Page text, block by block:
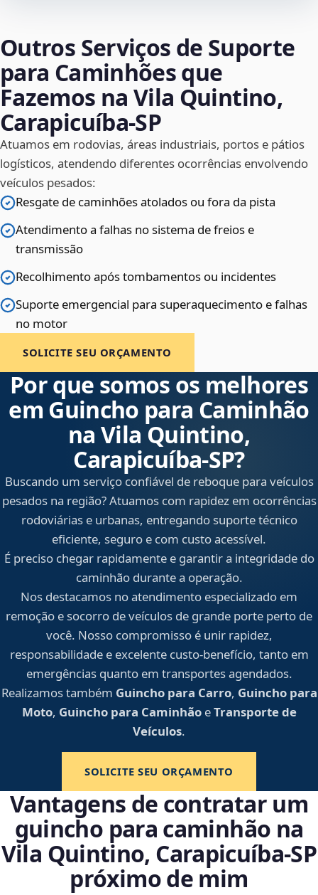
Outros Serviços de Suporte
para Caminhões que
Fazemos na Vila Quintino,
Carapicuíba‑SP
Atuamos em rodovias, áreas industriais, portos e pátios
logísticos, atendendo diferentes ocorrências envolvendo
veículos pesados:
Resgate de caminhões atolados ou fora da pista
Atendimento a falhas no sistema de freios e
transmissão
Recolhimento após tombamentos ou incidentes
Suporte emergencial para superaquecimento e falhas
no motor
SOLICITE SEU ORÇAMENTO
Por que somos os melhores
em Guincho para Caminhão
na Vila Quintino,
Carapicuíba‑SP?
Buscando um serviço confiável de reboque para veículos
pesados na região? Atuamos com rapidez em ocorrências
rodoviárias e urbanas, entregando suporte técnico
eficiente, seguro e com custo acessível.
É preciso chegar rapidamente e garantir a integridade do
caminhão durante a operação.
Nos destacamos no atendimento especializado em
remoção e socorro de veículos de grande porte perto de
você. Nosso compromisso é unir rapidez,
responsabilidade e excelente custo-benefício, tanto em
emergências quanto em transportes agendados.
Realizamos também Guincho para Carro, Guincho para
Moto, Guincho para CaminhãoeTransporte de
Veículos.
SOLICITE SEU ORÇAMENTO
Vantagens de contratar um
guincho para caminhão na
Vila Quintino, Carapicuíba‑SP
próximo de mim